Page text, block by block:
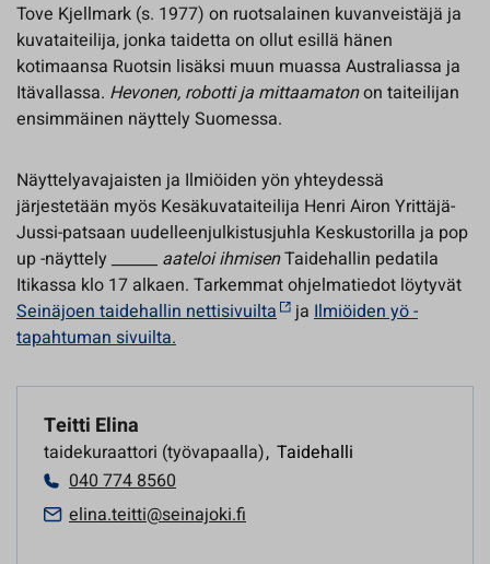
Tove Kjellmark (s. 1977) on ruotsalainen kuvanveistäjä ja
kuvataiteilija, jonka taidetta on ollut esillä hänen
kotimaansa Ruotsin lisäksi muun muassa Australiassa ja
Itävallassa. Hevonen, robotti ja mittaamatonon taiteilijan
ensimmäinen näyttely Suomessa.
Näyttelyavajaisten ja Ilmiöiden yön yhteydessä
järjestetään myös Kesäkuvataiteilija Henri Airon Yrittäjä-
Jussi-patsaan uudelleenjulkistusjuhla Keskustorilla ja pop
up -näyttely ______ aateloi ihmisenTaidehallin pedatila
Itikassa klo 17 alkaen. Tarkemmat ohjelmatiedot löytyvät
Seinäjoen taidehallin nettisivuilta
ja Ilmiöiden yö -
tapahtuman sivuilta.
Teitti Elina
taidekuraattori (työvapaalla), Taidehalli
040 774 8560
elina.teitti@seinajoki.fi